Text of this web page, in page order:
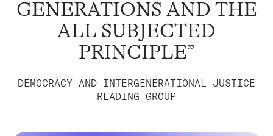
GENERATIONS AND THE
ALL SUBJECTED
PRINCIPLE”
DEMOCRACY AND INTERGENERATIONAL JUSTICE
READING GROUP